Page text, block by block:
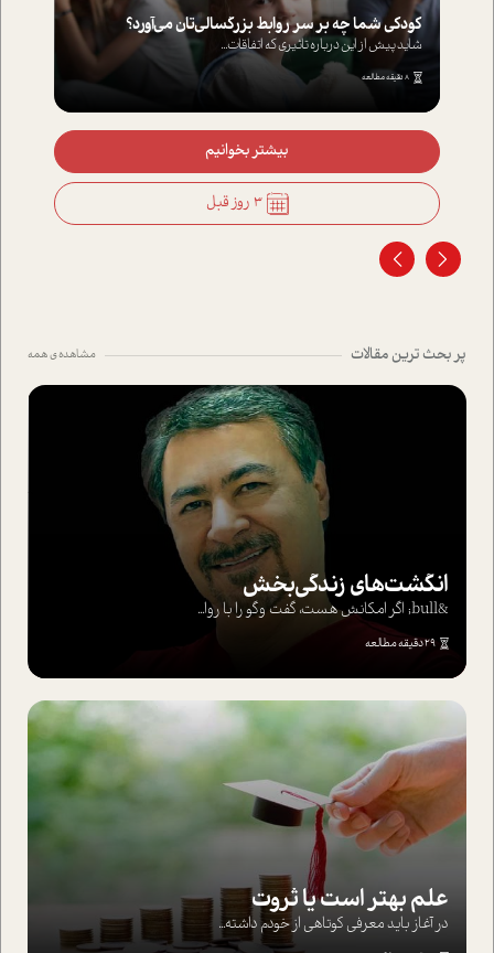
کودکی شما چه بر سر روابط بزرگسالی‌تان می‌آورد؟
شاید پیش از این درباره تاثیری که اتفاقات...
8 دقیقه مطالعه
بیشتر بخوانیم
3 روز قبل
پر بحث ترین مقالات مشاهده ی همه
انگشت‌های‌ زندگی‌بخش
&bull; اگر امکانش هست، گفت وگو را با روا...
29 دقیقه مطالعه
علم بهتر است یا ثروت
در آغاز باید معرفی کوتاهی از خودم داشته...